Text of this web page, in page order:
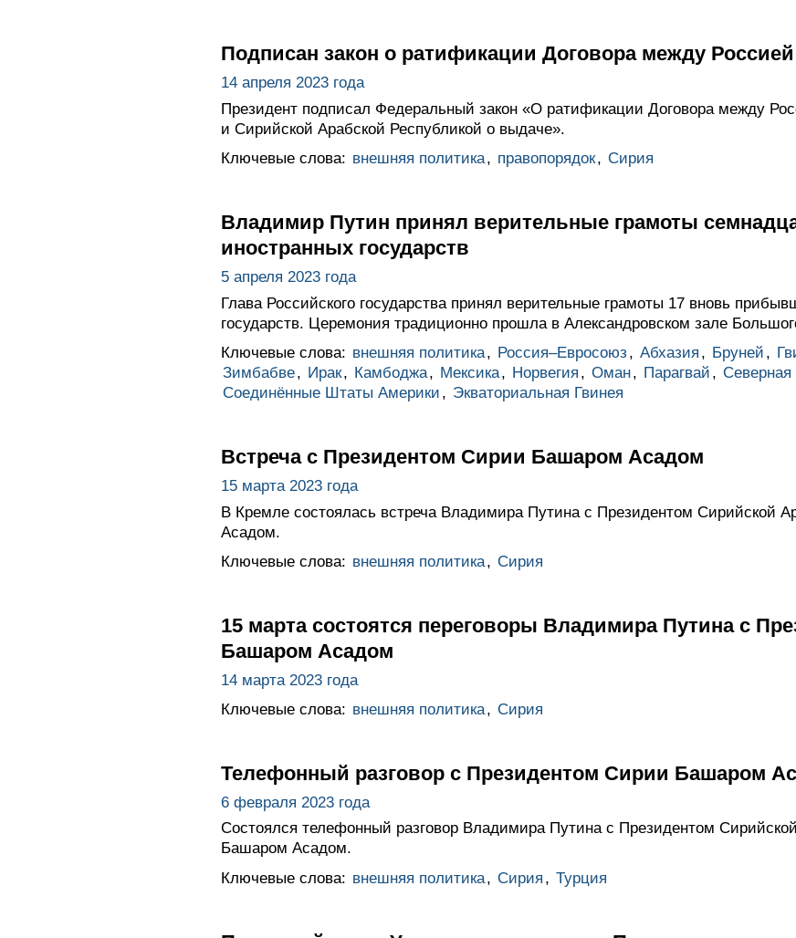
Подписан закон о ратификации Договора между
14 апреля 2023 года
Президент подписал Федеральный закон «О ратификации Договора между
и Сирийской Арабской Республикой о выдаче».
Ключевые слова: внешняя политика, правопорядок, Сирия
Владимир Путин принял верительные грамоты
иностранных государств
5 апреля 2023 года
Глава Российского государства принял верительные грамоты 17 вновь
государств. Церемония традиционно прошла в Александровском зале
Ключевые слова: внешняя политика, Россия–Евросоюз , Абхазия , Бруней ,
Зимбабве, Ирак, Камбоджа, Мексика, Норвегия , Оман, Парагвай ,
Соединённые Штаты Америки , Экваториальная Гвинея
Встреча с Президентом Сирии Башаром Асадом
15 марта 2023 года
В Кремле состоялась встреча Владимира Путина с Президентом Сирийской
Асадом.
Ключевые слова: внешняя политика, Сирия
15 марта состоятся переговоры Владимира Путина с
Башаром Асадом
14 марта 2023 года
Ключевые слова: внешняя политика, Сирия
Телефонный разговор с Президентом Сирии Башаром
6 февраля 2023 года
Состоялся телефонный разговор Владимира Путина с Президентом
Башаром Асадом.
Ключевые слова: внешняя политика, Сирия , Турция